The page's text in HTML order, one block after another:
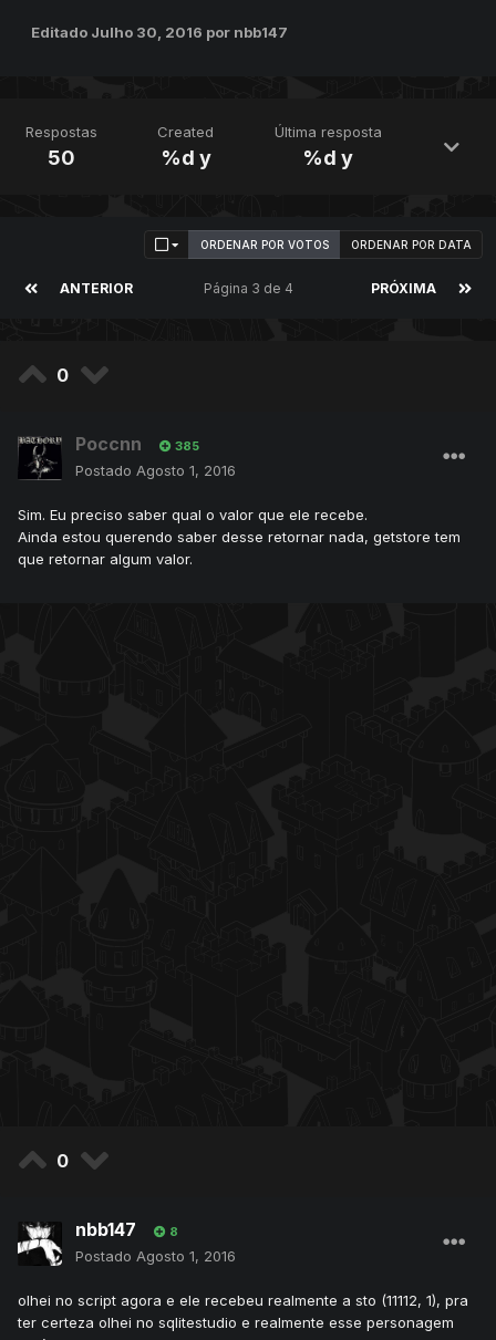
Editado Julho 30, 2016 por nbb147
Respostas
50
Created
%d y
Última resposta
%d y
ORDENAR POR VOTOS ORDENAR POR DATA
ANTERIOR PRÓXIMA
Página 3 de 4
0
Poccnn 385
Postado Agosto 1, 2016
Sim. Eu preciso saber qual o valor que ele recebe.
Ainda estou querendo saber desse retornar nada, getstore tem
que retornar algum valor.
0
nbb147 8
Postado Agosto 1, 2016
olhei no script agora e ele recebeu realmente a sto (11112, 1), pra
ter certeza olhei no sqlitestudio e realmente esse personagem